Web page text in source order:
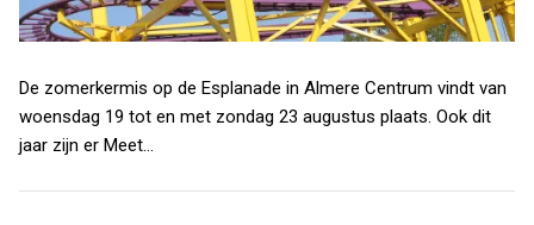
De zomerkermis op de Esplanade in Almere Centrum vindt van
woensdag 19 tot en met zondag 23 augustus plaats. Ook dit
jaar zijn er Meet…